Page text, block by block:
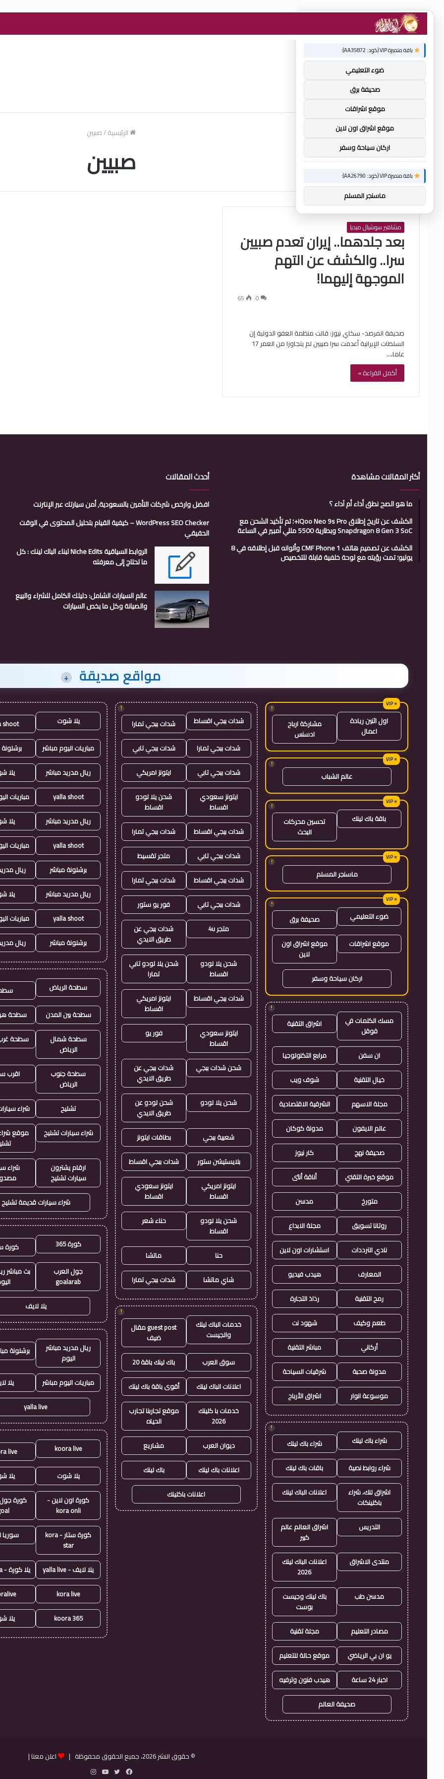
الرئيسية/صبيين
صبيين
مشاهير سوشيال ميديا
بعد جلدهما.. إيران تعدم صبيين
سرا.. والكشف عن التهم
الموجهة إليهما!
0
65
صحيفة المرصد- سكاي نيوز: قالت منظمة العفو الدولية إن
السلطات الإيرانية أعدمت سرا صبيين لم يتجاوزا من العمر 17
عاما،…
أكمل القراءة »
أكثر المقالات مشاهدة
ما هو الصح نطق أداء أم آداء ؟
الكشف عن تاريخ إطلاق iQoo Neo 9s Pro+؛ تم تأكيد الشحن مع
Snapdragon 8 Gen 3 SoC وبطارية 5500 مللي أمبير في الساعة
الكشف عن تصميم هاتف CMF Phone 1 وألوانه قبل إطلاقه في 8
يوليو؛ تمت رؤيته مع لوحة خلفية قابلة للتخصيص
أحدث المقالات
افضل وارخص شركات التأمين بالسعودية, أمن سيارتك عبر الإنترنت
WordPress SEO Checker – كيفية القيام بتحليل المحتوى في الوقت
الحقيقي
الروابط السياقية Niche Edits لبناء الباك لينك : كل
ما تحتاج إلى معرفته
عالم السيارات الشامل: دليلك الكامل للشراء والبيع
والصيانة وكل ما يخص السيارات
مواقع صديقة +
!
اول اثنين ريادة
اعمال
مشاركة ارباح
ادسنس
!
عالم الشباب
!
باقة باك لينك
تحسين محركات
البحث
!
ماسنجر المسلم
!
ضوء التعليمي صحيفة برق
موقع اشراقات
موقع اشراق اون
لاين
اركان سياحة وسفر
!
مسك الكلمات في
قوقل
اشراق التقنية
ان سفن مرابع التكنولوجيا
خيال التقنية شوف ويب
مجلة الاسهم الشرقية الاقتصادية
عالم الايفون مدونة كوكان
صحيفة نهج كار نيوز
موقع خبرة التقني أناقة أنثى
متورخ مدسن
روتانا تسويق مجلة الابداع
نادي الترددات استشارات اون لاين
المعارف هيدب فيديو
رمح التقنية رذاذ التجارة
طعم وكيف شهود نت
أركاني مباشر التقنية
مدونة صحبة شرقيات السياحة
موسوعة انوار اشراق الأرباح
!
شراء باك لينك شراء باك لينك
شراء روابط نصية باقات باك لينك
اشراق لنك، شراء
باكلينكات
اعلانات الباك لينك
التدريس
اشراق العالم عالم
كبير
منتدى الاشراق
اعلانات الباك لينك
2026
مدسن طب
باك لينك وجيست
بوست
مصادر التعليم مجلة تقنية
يو ان بي الرياضي موقع حالة للتعليم
اخبار 24 ساعة هيدب فنون وترفيه
صحيفة العالم
!
شدات ببجي اقساط شدات ببجي تمارا
شدات ببجي تمارا شدات ببجي تابي
شدات ببجي تابي ايتونز امريكي
ايتونز سعودي
اقساط
شحن يلا لودو
اقساط
شدات ببجي اقساط شدات ببجي تمارا
شدات ببجي تابي متجر تقسيط
شدات ببجي اقساط شدات ببجي تمارا
شدات ببجي تابي فور يو ستور
متجر 4u
شدات ببجي عن
طريق الايدي
شحن يلا لودو
اقساط
شحن يلا لودو تابي
تمارا
شدات ببجي اقساط
ايتونز امريكي
اقساط
ايتونز سعودي
اقساط
فور يو
شحن شدات ببجي
شدات ببجي عن
طريق الايدي
شحن يلا لودو
شحن لودو عن
طريق الايدي
شعبية ببجي بطاقات ايتونز
بلايستيشن ستور شدات ببجي اقساط
ايتونز امريكي
اقساط
ايتونز سعودي
اقساط
شحن يلا لودو
اقساط
حناء شعر
حنا ماتشا
شاي ماتشا شدات ببجي تمارا
!
خدمات الباك لينك
والجيست
guest post مقال
ضيف
سوق العرب باك لينك باقة 20
اعلانات الباك لينك أقوى باقة باك لينك
خدمات با كلينك
2026
موقع تجاربنا تجارب
الحياه
ديوان العرب مشاريع
اعلانات باك لينك باك لينك
اعلانات باكلينك
يلا شوت shoot
مباريات اليوم مباشر
ريال مدريد مباشر يلا
yalla shoot مباريات
ريال مدريد مباشر يلا
yalla shoot مباريات
برشلونة مباشر ريال
ريال مدريد مباشر يلا
yalla shoot مباريات
برشلونة مباشر ريال
سطحة الرياض
سطحة بين المدن سطحة
سطحة شمال
الرياض
سطحة
سطحة جنوب
الرياض
اقرب
تشليح شراء
شراء سيارات تشليح
موقع
ارقام يشترون
سيارات تشليح
شراء
شراء سيارات قديمة تشليح
كورة 365 كورة
جول العرب
goalarab
بث مباشر
يلا لايف
ريال مدريد مباشر
اليوم
برشلونة
مباريات اليوم مباشر يلا
yalla live
koora live
live
يلا شوت يلا
كورة اون لاين -
kora onli
كورة ستار - kora
star
سوريا
يلا لايف - yalla live يلا كورة - yallakora
kora live
koora 365 يلا
توصيات :
باقة متميزة VIP (كود: AA35872):
ضوء التعليمي
صحيفة برق
موقع اشراقات
موقع اشراق اون لاين
اركان سياحة وسفر
باقة متميزة VIP (كود: AA26790):
ماسنجر المسلم
© حقوق النشر 2026، جميع الحقوق محفوظة | اعلن معنا |
فيسبوك
تويتريوتيوبانستقرام